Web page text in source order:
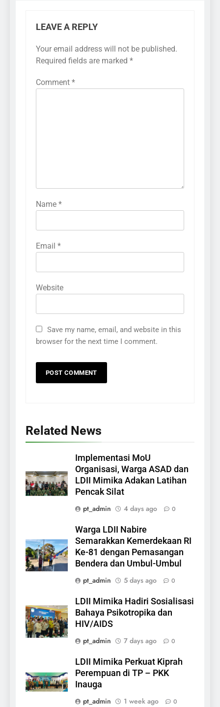
LEAVE A REPLY
Your email address will not be published.
Required fields are marked *
Comment *
Name *
Email *
Website
Save my name, email, and website in this
browser for the next time I comment.
Related News
Implementasi MoU
Organisasi, Warga ASAD dan
LDII Mimika Adakan Latihan
Pencak Silat
pt_admin
4 days ago 0
Warga LDII Nabire
Semarakkan Kemerdekaan RI
Ke-81 dengan Pemasangan
Bendera dan Umbul-Umbul
pt_admin
5 days ago 0
LDII Mimika Hadiri Sosialisasi
Bahaya Psikotropika dan
HIV/AIDS
pt_admin
7 days ago 0
LDII Mimika Perkuat Kiprah
Perempuan di TP – PKK
Inauga
pt_admin
1 week ago 0